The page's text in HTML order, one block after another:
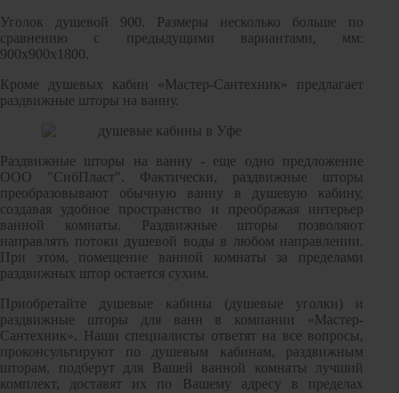
Уголок душевой 900. Размеры несколько больше по
сравнению с предыдущими вариантами, мм:
900х900х1800.
Кроме душевых кабин «Мастер-Сантехник» предлагает
раздвижные шторы на ванну.
Раздвижные шторы на ванну - еще одно предложение
ООО "СибПласт". Фактически, раздвижные шторы
преобразовывают обычную ванну в душевую кабину,
создавая удобное пространство и преображая интерьер
ванной комнаты. Раздвижные шторы позволяют
направлять потоки душевой воды в любом направлении.
При этом, помещение ванной комнаты за пределами
раздвижных штор остается сухим.
Приобретайте душевые кабины (душевые уголки) и
раздвижные шторы для ванн в компании «Мастер-
Сантехник». Наши специалисты ответят на все вопросы,
проконсультируют по душевым кабинам, раздвижным
шторам, подберут для Вашей ванной комнаты лучший
комплект, доставят их по Вашему адресу в пределах